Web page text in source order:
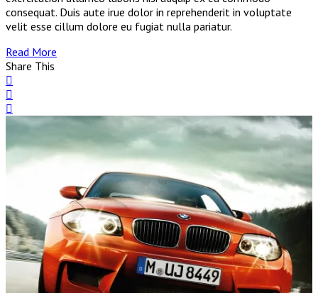
consequat. Duis aute irue dolor in reprehenderit in voluptate
velit esse cillum dolore eu fugiat nulla pariatur.
Read More
Share This